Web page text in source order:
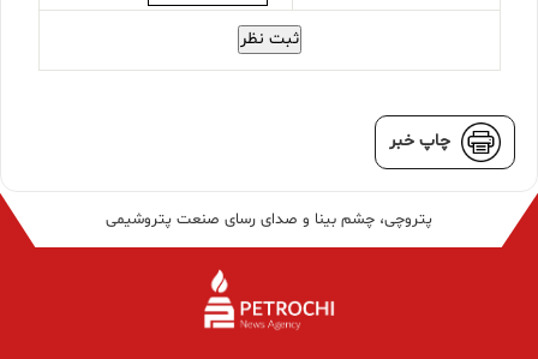
ثبت نظر
چاپ خبر
پتروچی، چشم بینا و صدای رسای صنعت پتروشیمی